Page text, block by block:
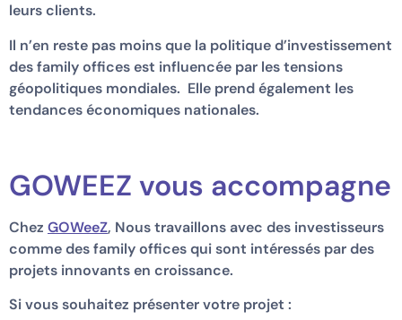
leurs clients.
Il n’en reste pas moins que la politique d’investissement
des family offices est influencée par les tensions
géopolitiques mondiales. Elle prend également les
tendances économiques nationales.
GOWEEZ vous accompagne
Chez GOWeeZ, Nous travaillons avec des investisseurs
comme des family offices qui sont intéressés par des
projets innovants en croissance.
Si vous souhaitez présenter votre projet :